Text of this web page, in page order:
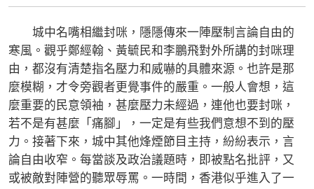
城中名嘴相繼封咪，隱隱傳來一陣壓制言論自由的
寒風。觀乎鄭經翰、黃毓民和李鵬飛對外所講的封咪理
由，都沒有清楚指名壓力和威嚇的具體來源。也許是那
麼模糊，才令旁觀者更覺事件的嚴重。一般人會想，這
麼重要的民意領袖，甚麼壓力未經過，連他也要封咪，
若不是有甚麼「痛腳」，一定是有些我們意想不到的壓
力。接著下來，城中其他烽煙節目主持，紛紛表示，言
論自由收窄。每當談及政治議題時，即被點名批評，又
或被敵對陣營的聽眾辱罵。一時間，香港似乎進入了一